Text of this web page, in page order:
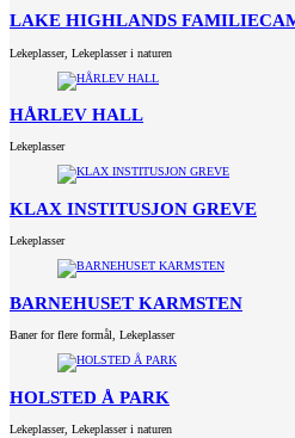
LAKE HIGHLANDS
Lekeplasser, Lekeplasser i naturen
HÅRLEV HALL
Lekeplasser
KLAX INSTITUSJON GREVE
Lekeplasser
BARNEHUSET KARMSTEN
Baner for flere formål Lekeplasser
HOLSTED Å PARK
Lekeplasser, Lekeplasser i naturen